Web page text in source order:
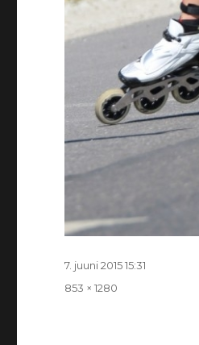
Postitatud
7. juuni 2015 15:31
Täissuurus
853 × 1280